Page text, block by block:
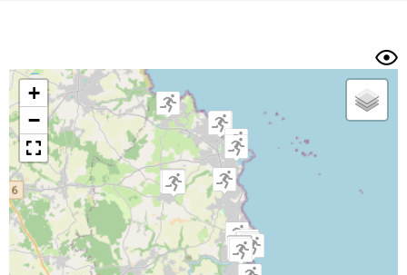
Trier par
Horodatage Photos
+
−